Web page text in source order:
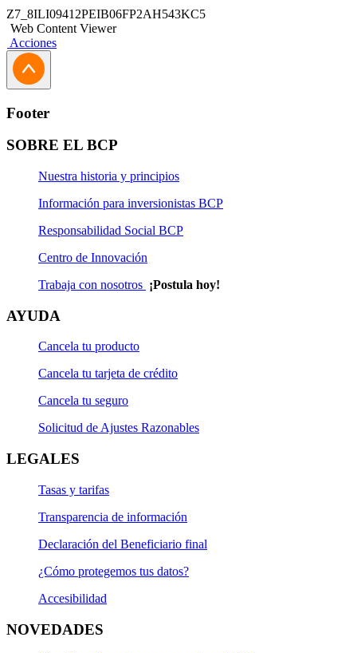
Z7_8ILI09412PEIB06FP2AH543KC5
Web Content Viewer
Acciones
Footer
SOBRE EL BCP
Nuestra historia y principios
Información para inversionistas BCP
Responsabilidad Social BCP
Centro de Innovación
Trabaja con nosotros ¡Postula hoy!
AYUDA
Cancela tu producto
Cancela tu tarjeta de crédito
Cancela tu seguro
Solicitud de Ajustes Razonables
LEGALES
Tasas y tarifas
Transparencia de información
Declaración del Beneficiario final
¿Cómo protegemos tus datos?
Accesibilidad
NOVEDADES